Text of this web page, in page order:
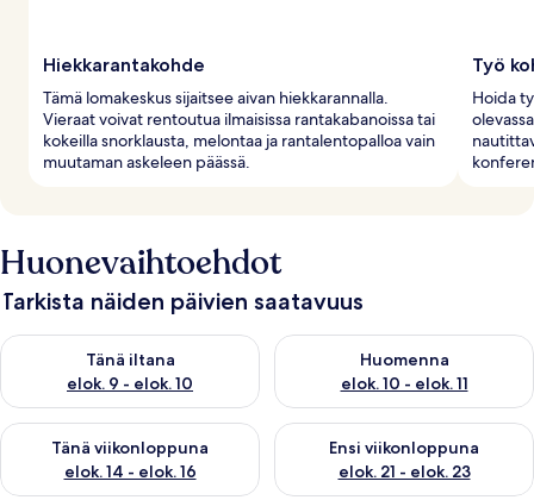
Hiekkarantakohde
Tämä lomakeskus sijaitsee aivan hiekkarannalla.
Vieraat voivat rentoutua ilmaisissa rantakabanoissa tai
kokeilla snorklausta, melontaa ja rantalentopalloa vain
muutaman askeleen päässä.
Työ
Hoida
Huonevaihtoehdot
Tarkista näiden päivien saatavuus
Tänä iltana
elok. 9 - elok. 10
Tarkista tämän illan saatavuus elok. 9 - elok. 10
Huomenna
elok. 10 - elok. 11
Tarkista huomisen saatavuus
Tänä viikonloppuna
elok. 14 - elok. 16
Tarkista tämän viikonlopun saatavuus elok. 14 - elok. 16
Ensi viikonloppuna
elok. 21 - elok. 23
Tarkista ensi viikonlopun